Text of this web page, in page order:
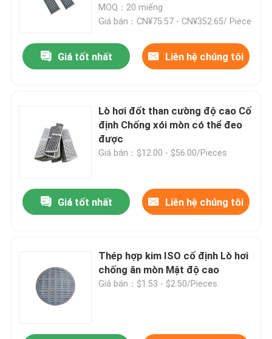
MOQ：20 miếng
Giá bán：CN¥75.57 - CN¥352.65/ Piece
Giá tốt nhất Liên hệ chúng tôi
Lò hơi đốt than cường độ cao Cố
định Chống xói mòn có thể đeo
được
Giá bán：$12.00 - $56.00/Pieces
Giá tốt nhất Liên hệ chúng tôi
Thép hợp kim ISO cố định Lò hơi
chống ăn mòn Mật độ cao
Giá bán：$1.53 - $2.50/Pieces